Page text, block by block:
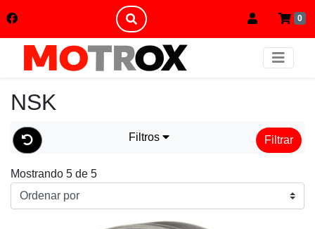
0
NSK
Filtros Filtrar
Mostrando 5 de 5